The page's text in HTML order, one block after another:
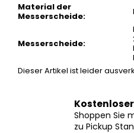
Material der
Messerscheide:
Messerscheide:
Dieser Artikel ist leider
Shoppen Sie
zu Pickup